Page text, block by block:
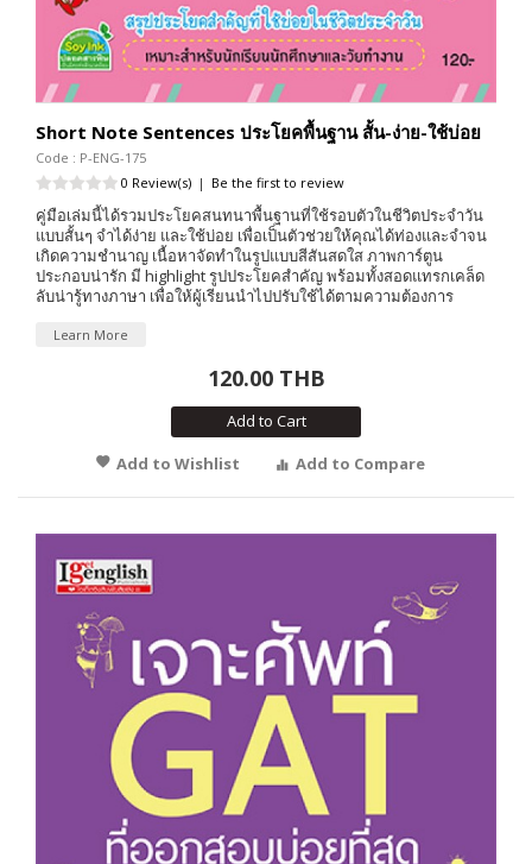
Short Note Sentences ประโยคพื้นฐาน สั้น-ง่าย-ใช้บ่อย
Code : P-ENG-175
0 Review(s) | Be the first to review
คู่มือเล่มนี้ได้รวมประโยคสนทนาพื้นฐานที่ใช้รอบตัวในชีวิตประจำวัน
แบบสั้นๆ จำได้ง่าย และใช้บ่อย เพื่อเป็นตัวช่วยให้คุณได้ท่องและจำจน
เกิดความชำนาญ เนื้อหาจัดทำในรูปแบบสีสันสดใส ภาพการ์ตูน
ประกอบน่ารัก มี highlight รูปประโยคสำคัญ พร้อมทั้งสอดแทรกเคล็ด
ลับน่ารู้ทางภาษา เพื่อให้ผู้เรียนนำไปปรับใช้ได้ตามความต้องการ
Learn More
120.00 THB
Add to Cart
Add to Wishlist
Add to Compare